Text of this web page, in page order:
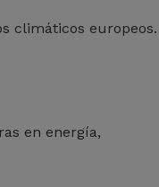
climáticos europeos.
en energía,